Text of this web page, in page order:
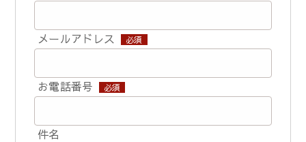
メールアドレス 必須
お電話番号 必須
件名